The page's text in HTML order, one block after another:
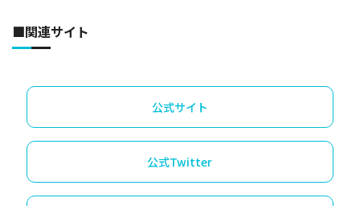
■関連サイト
公式サイト
公式Twitter